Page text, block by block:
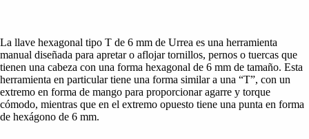
La llave hexagonal tipo T de 6 mm de Urrea es una herramienta
manual diseñada para apretar o aflojar tornillos, pernos o tuercas que
tienen una cabeza con una forma hexagonal de 6 mm de tamaño. Esta
herramienta en particular tiene una forma similar a una “T”, con un
extremo en forma de mango para proporcionar agarre y torque
cómodo, mientras que en el extremo opuesto tiene una punta en forma
de hexágono de 6 mm.